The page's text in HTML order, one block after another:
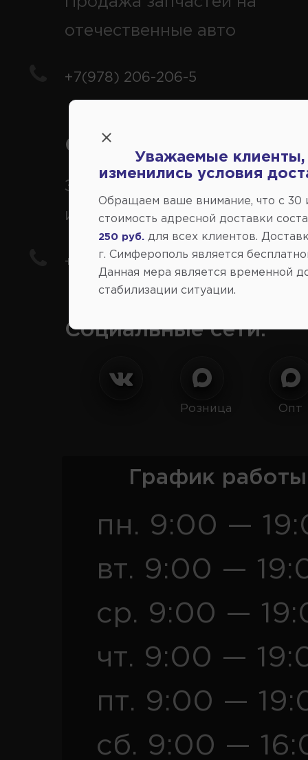
отечественные авто
+7(978) 206-206-5
Справочный центр:
Заказ шин, дисков,
иномарки
+7(978) 206-206-8
Социальные сети:
Розница Опт
График
пн. 9:00 —
вт. 9:00 —
ср. 9:00 —
чт. 9:00 —
пт. 9:00 —
сб. 9:00 —
Уважаемые клиенты,
изменились условия
Обращаем ваше внимание, что c 30
стоимость адресной доставки
250 руб.
для всех клиентов.
г. Симферополь является
Данная мера является временной
стабилизации ситуации.